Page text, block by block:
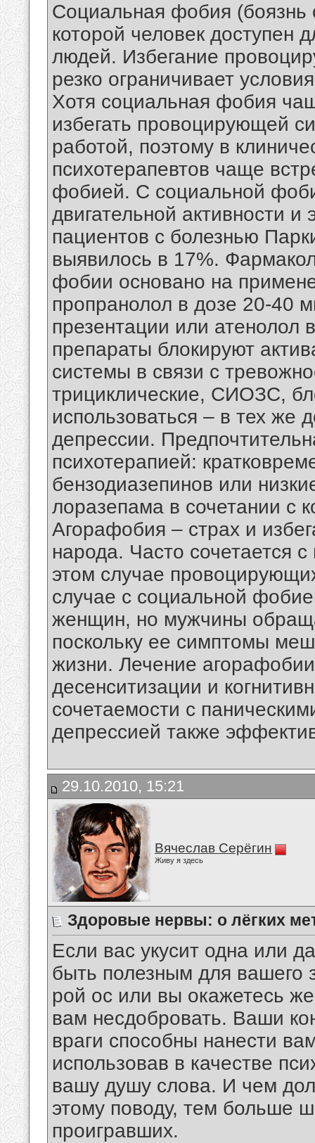
Социальная фобия (боязнь
которой человек доступен
людей. Избегание
резко ограничивает
Хотя социальная фобия
избегать провоцирующей
работой, поэтому в
психотерапевтов чаще
фобией. С социальной
двигательной активности
пациентов с болезнью
выявилось в 17%.
фобии основано на
пропранолол в дозе 20-40
презентации или атенолол
препараты блокируют
системы в связи с
трициклические, СИОЗС,
использоваться – в тех же
депрессии.
психотерапией:
бензодиазепинов или
лоразепама в сочетании с
Агорафобия – страх и
народа. Часто сочетается
этом случае
случае с социальной
женщин, но мужчины
поскольку ее симптомы
жизни. Лечение
десенситизации и
сочетаемости с
депрессией также
29.10.2010, 15:21
Вячеслав Серёгин
Живу я здесь
Здоровые нервы: о лёгких
Если вас укусит одна или
быть полезным для вашего
рой ос или вы окажетесь
вам несдобровать. Ваши
враги способны нанести
использовав в качестве
вашу душу слова. И чем
этому поводу, тем больше
проигравших.